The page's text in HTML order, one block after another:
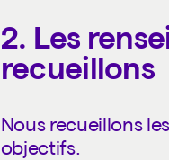
2. Les
recueillons
Nous recueillons
objectifs.